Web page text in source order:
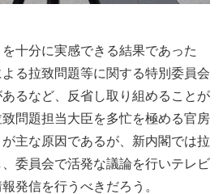
十分に実感できる結果であった
る拉致問題等に関する特別委員会
るなど、反省し取り組めることが
問題担当大臣を多忙を極める官房
主な原因であるが、新内閣では拉
委員会で活発な議論を行いテレビ
発信を行うべきだろう。